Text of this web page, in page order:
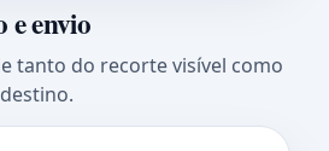
e envio
tanto do recorte visível como